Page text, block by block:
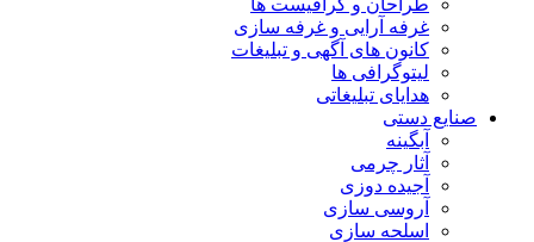
طراحان و گرافیست ها
غرفه آرایی و غرفه سازی
کانون های آگهی و تبلیغات
لیتوگرافی ها
هدایای تبلیغاتی
صنایع دستی
آبگینه
آثار چرمی
آجیده دوزی
آروسی سازی
اسلحه سازی